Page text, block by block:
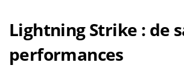
Lightning Strike : de
performances